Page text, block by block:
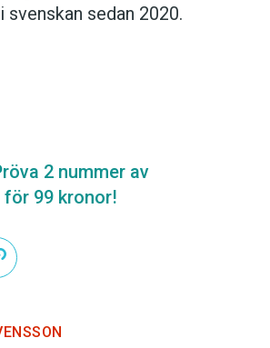
svenskan sedan 2020.
2 nummer av
99 kronor!